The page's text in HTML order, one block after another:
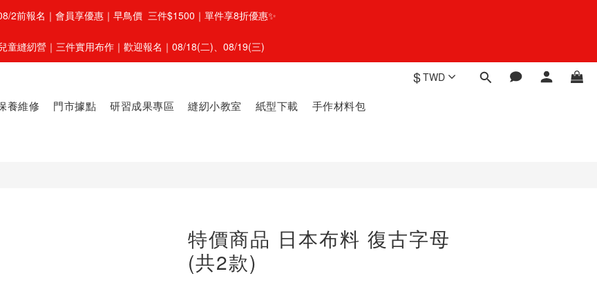
2前報名｜會員享優惠｜早鳥價  三件$1500｜單件享8折優惠✨
兒童縫紉營｜三件實用布作｜歡迎報名｜08/18(二)、08/19(三)
$TWD
養維修 門市據點 研習成果專區 縫紉小教室 紙型下載
手作材料包
特價商品 日本布料 復古字母
(共2款)